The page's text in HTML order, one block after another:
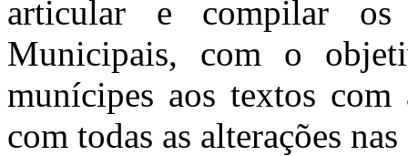
articular e compilar os
Municipais, com o
munícipes aos textos
com todas as alterações